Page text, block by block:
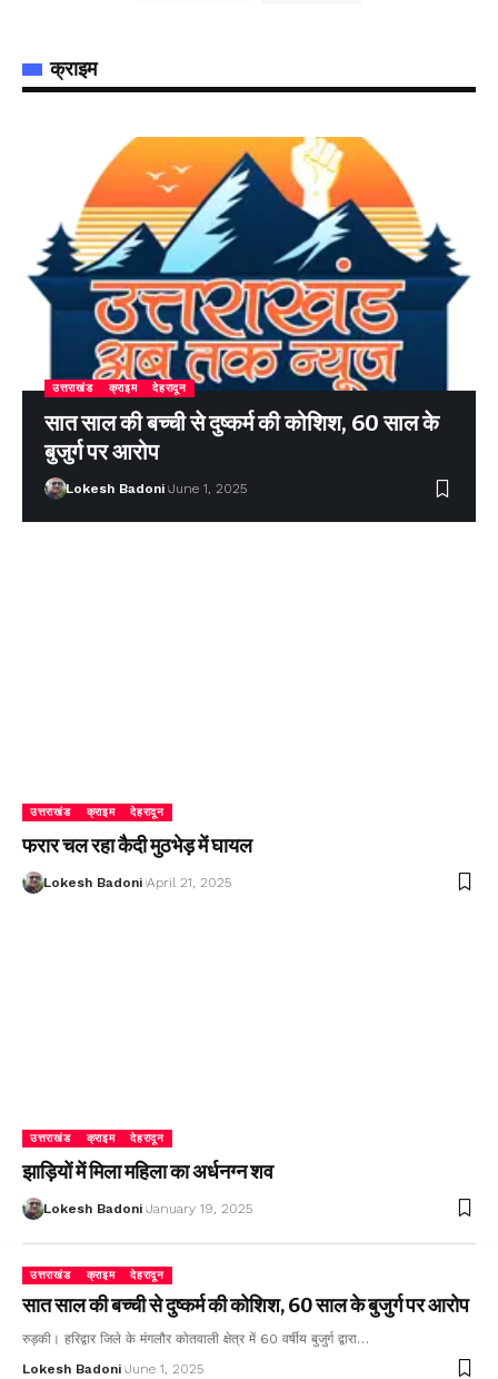
क्राइम
उत्तराखंड क्राइम देहरादून
सात साल की बच्ची से दुष्कर्म की कोशिश, 60 साल के
बुजुर्ग पर आरोप
Lokesh Badoni June 1, 2025
उत्तराखंड क्राइम देहरादून
फरार चल रहा कैदी मुठभेड़ में घायल
Lokesh Badoni April 21, 2025
उत्तराखंड क्राइम देहरादून
झाड़ियों में मिला महिला का अर्धनग्न शव
Lokesh Badoni January 19, 2025
उत्तराखंड क्राइम देहरादून
सात साल की बच्ची से दुष्कर्म की कोशिश, 60 साल के बुजुर्ग पर आरोप
रुड़की। हरिद्वार जिले के मंगलौर कोतवाली क्षेत्र में 60 वर्षीय बुजुर्ग द्वारा…
Lokesh Badoni June 1, 2025